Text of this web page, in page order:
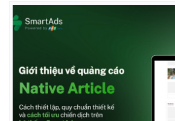
Quan sát
Cuộc sống đó đây
Video
E-